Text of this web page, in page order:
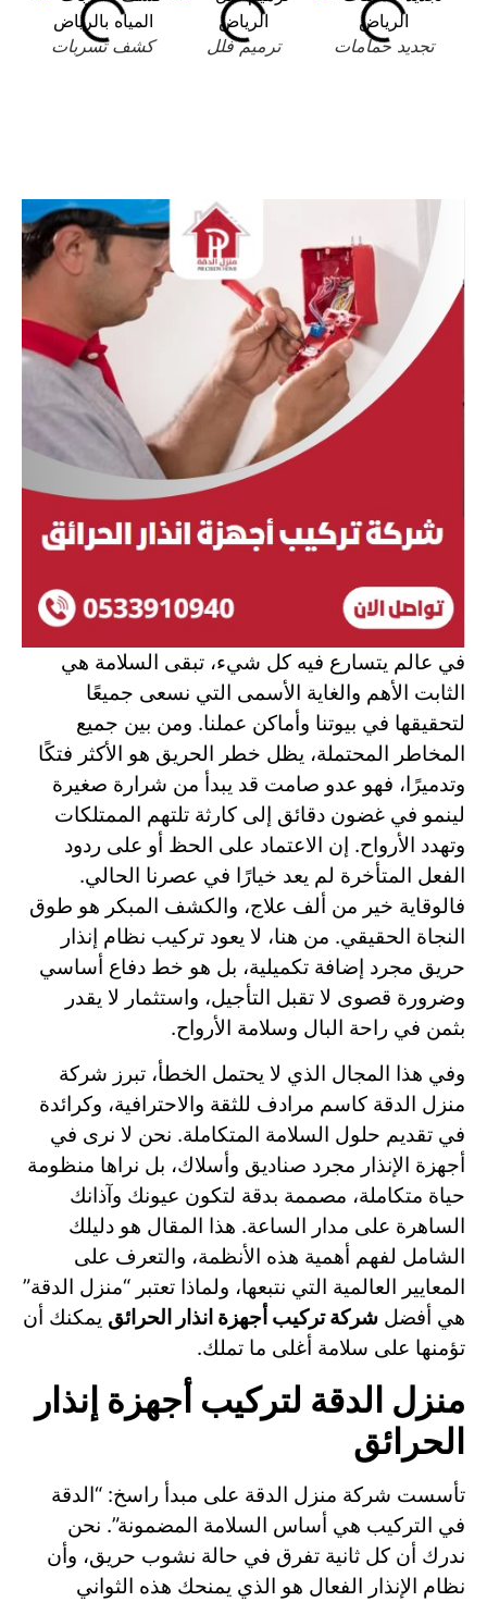
كشف تسربات ترميم فلل تجديد حمامات
في عالم يتسارع فيه كل شيء، تبقى السلامة هي
الثابت الأهم والغاية الأسمى التي نسعى جميعًا
لتحقيقها في بيوتنا وأماكن عملنا. ومن بين جميع
المخاطر المحتملة، يظل خطر الحريق هو الأكثر فتكًا
وتدميرًا، فهو عدو صامت قد يبدأ من شرارة صغيرة
لينمو في غضون دقائق إلى كارثة تلتهم الممتلكات
وتهدد الأرواح. إن الاعتماد على الحظ أو على ردود
الفعل المتأخرة لم يعد خيارًا في عصرنا الحالي.
فالوقاية خير من ألف علاج، والكشف المبكر هو طوق
النجاة الحقيقي. من هنا، لا يعود تركيب نظام إنذار
حريق مجرد إضافة تكميلية، بل هو خط دفاع أساسي
وضرورة قصوى لا تقبل التأجيل، واستثمار لا يقدر
بثمن في راحة البال وسلامة الأرواح.
وفي هذا المجال الذي لا يحتمل الخطأ، تبرز شركة
منزل الدقة كاسم مرادف للثقة والاحترافية، وكرائدة
في تقديم حلول السلامة المتكاملة. نحن لا نرى في
أجهزة الإنذار مجرد صناديق وأسلاك، بل نراها منظومة
حياة متكاملة، مصممة بدقة لتكون عيونك وآذانك
الساهرة على مدار الساعة. هذا المقال هو دليلك
الشامل لفهم أهمية هذه الأنظمة، والتعرف على
المعايير العالمية التي نتبعها، ولماذا تعتبر “منزل الدقة”
هي أفضل شركة تركيب أجهزة انذار الحرائق يمكنك أن
تؤمنها على سلامة أغلى ما تملك.
منزل الدقة لتركيب أجهزة إنذار
الحرائق
تأسست شركة منزل الدقة على مبدأ راسخ: “الدقة
في التركيب هي أساس السلامة المضمونة”. نحن
ندرك أن كل ثانية تفرق في حالة نشوب حريق، وأن
نظام الإنذار الفعال هو الذي يمنحك هذه الثواني